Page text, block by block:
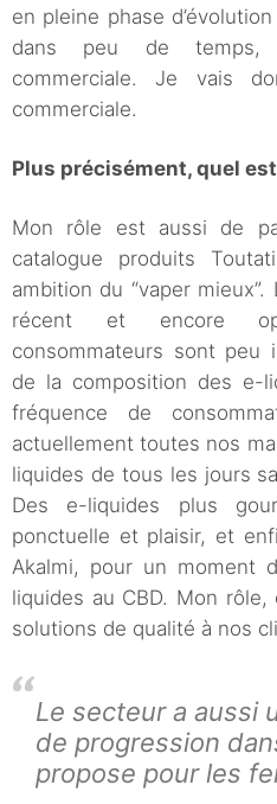
en pleine phase
dans peu de temps,
commerciale. Je vais
commerciale.
Plus précisément, quel
Mon rôle est aussi de
catalogue produits
ambition du “vaper
récent et encore
consommateurs sont peu
de la composition des e-
fréquence de
actuellement toutes nos
liquides de tous les jours
Des e-liquides plus
ponctuelle et plaisir, et
Akalmi, pour un moment
liquides au CBD. Mon rôle,
solutions de qualité à nos
Le secteur a aussi
de progression
propose pour les